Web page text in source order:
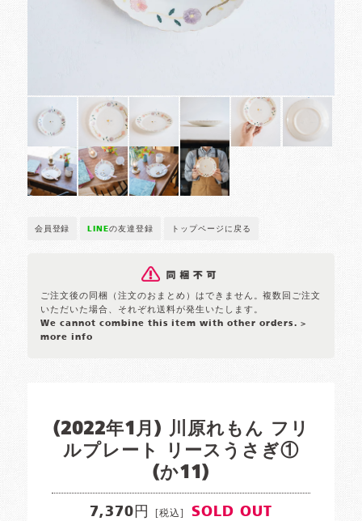
会員登録 LINEの友達登録 トップページに戻る
ご注文後の同梱（注文のおまとめ）はできません。複数回ご注文
いただいた場合、それぞれ送料が発生いたします。
We cannot combine this item with other orders. >
more info
(2022年1月) 川原れもん フリ
ルプレート リースうさぎ①
(か11)
7,370円 [税込] SOLD OUT